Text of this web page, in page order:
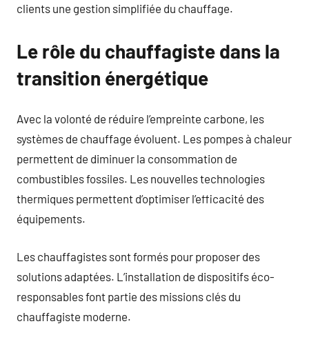
clients une gestion simplifiée du chauffage.
Le rôle du chauffagiste dans la
transition énergétique
Avec la volonté de réduire l’empreinte carbone, les
systèmes de chauffage évoluent. Les pompes à chaleur
permettent de diminuer la consommation de
combustibles fossiles. Les nouvelles technologies
thermiques permettent d’optimiser l’efficacité des
équipements.
Les chauffagistes sont formés pour proposer des
solutions adaptées. L’installation de dispositifs éco-
responsables font partie des missions clés du
chauffagiste moderne.